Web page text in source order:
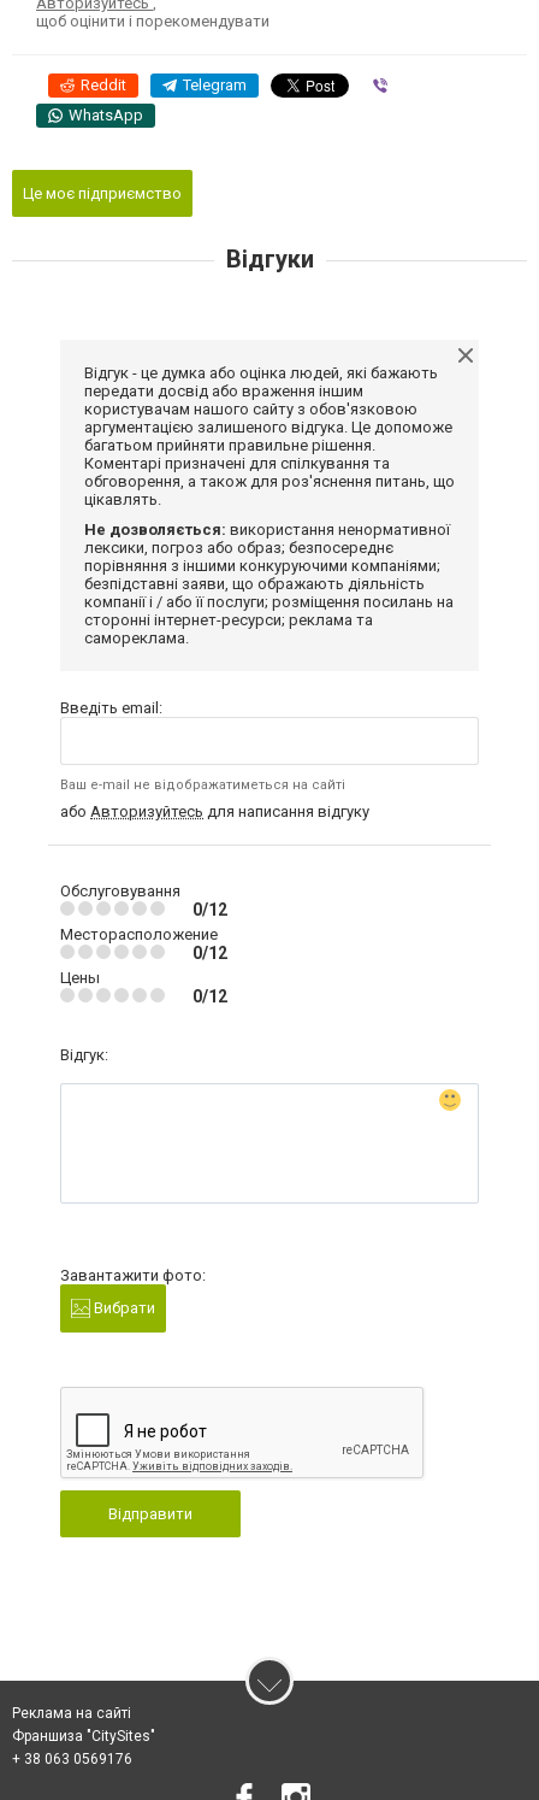
щоб оцінити і порекомендувати
Reddit Telegram
WhatsApp
Це моє підприємство
Відгуки
Відгук - це думка або оцінка людей, які бажають
передати досвід або враження іншим
користувачам нашого сайту з обов'язковою
аргументацією залишеного відгука. Це допоможе
багатьом прийняти правильне рішення.
Коментарі призначені для спілкування та
обговорення, а також для роз'яснення питань, що
цікавлять.
Не дозволяється: використання ненормативної
лексики, погроз або образ; безпосереднє
порівняння з іншими конкуруючими компаніями;
безпідставні заяви, що ображають діяльність
компанії і / або її послуги; розміщення посилань на
сторонні інтернет-ресурси; реклама та
самореклама.
Введіть email:
Ваш e-mail не відображатиметься на сайті
або Авторизуйтесь для написання відгуку
Обслуговування
0/12
Месторасположение
0/12
Цены
0/12
Відгук:
Завантажити фото:
Вибрати
Відправити
Реклама на сайті
Франшиза "CitySites"
+ 38 063 0569176